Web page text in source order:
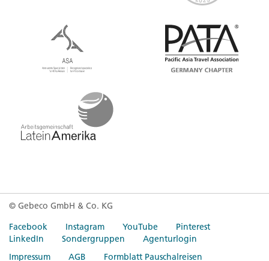
© Gebeco GmbH & Co. KG
Facebook
Instagram YouTube
Pinterest
LinkedIn
Sondergruppen
Agenturlogin
Impressum
AGB Formblatt Pauschalreisen